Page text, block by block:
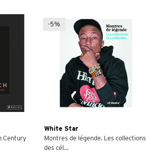
Century
-5%
White Star
Montres de légende. Les collections
des cél...